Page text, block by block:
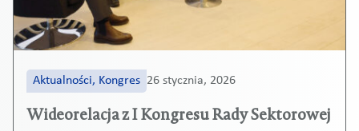
Aktualności, Kongres 26 stycznia, 2026
Wideorelacja z I Kongresu Rady Sektorowej